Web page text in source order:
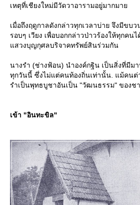
เหตุที่เชียงใหม่มีวัดวาอารามอยู่มากมา
เมื่อถึงฤดูกาลดังกล่าวทุกเวลาบ่าย จึงมีขบ
รอบๆ เวียง เพื่อบอกกล่าวป่าวร้องให้ทุกคน
สวงบุญกุศลบริจาคทรัพย์สินร่วมกัน
นางรำ (ช่างฟ้อน) นำองค์กฐิน เป็นสิ่งที่มีม
ทุกวันนี้ ซึ่งไม่แต่คนท้องถิ่นเท่านั้น. แม้คน
รำเป็นพุทธบูชาอันเป็น "วัฒนธรรม" ของช
เข้า "อินทะขิล"